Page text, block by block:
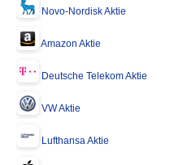
Novo-Nordisk Aktie
Amazon Aktie
Deutsche Telekom Aktie
VW Aktie
Lufthansa Aktie